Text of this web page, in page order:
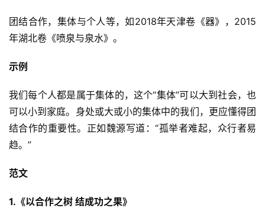
团结合作，集体与个人等，如2018年天津卷《器》，2015
年湖北卷《喷泉与泉水》。
示例
我们每个人都是属于集体的，这个“集体”可以大到社会，也
可以小到家庭。身处或大或小的集体中的我们，更应懂得团
结合作的重要性。正如魏源写道：“孤举者难起，众行者易
趋。”
范文
1.《以合作之树 结成功之果》